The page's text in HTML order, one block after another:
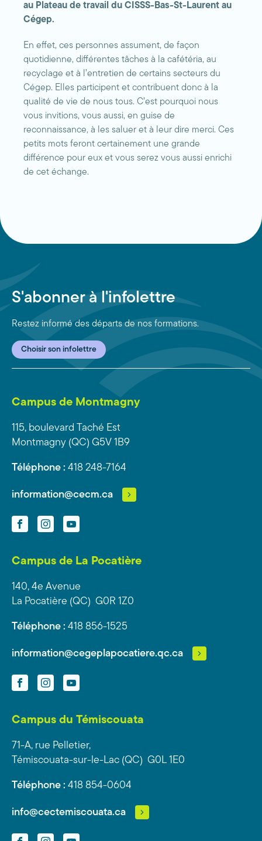
au Plateau de travail du CISSS-Bas-St-Laurent au
Cégep.
En effet, ces personnes assument, de façon
quotidienne, différentes tâches à la cafétéria, au
recyclage et à l’entretien de certains secteurs du
Cégep. Elles participent et contribuent donc à la
qualité de vie de nous tous. C’est pourquoi nous
vous invitions, vous aussi, en guise de
reconnaissance, à les saluer et à leur dire merci. Ces
petits mots feront certainement une grande
différence pour eux et vous serez vous aussi enrichi
de cet échange.
S'abonner à l'infolettre
Restez informé des départs de nos formations.
Choisir son infolettre
Campus de Montmagny
115, boulevard Taché Est
Montmagny (QC) G5V 1B9
Téléphone : 418 248-7164
information@cecm.ca
FacebookInstagramYouTube
Campus de La Pocatière
140, 4e Avenue
La Pocatière (QC) G0R 1Z0
Téléphone : 418 856-1525
information@cegeplapocatiere.qc.ca
FacebookInstagramYouTube
Campus du Témiscouata
71-A, rue Pelletier,
Témiscouata-sur-le-Lac (QC) G0L 1E0
Téléphone : 418 854-0604
info@cectemiscouata.ca
FacebookInstagramYouTube